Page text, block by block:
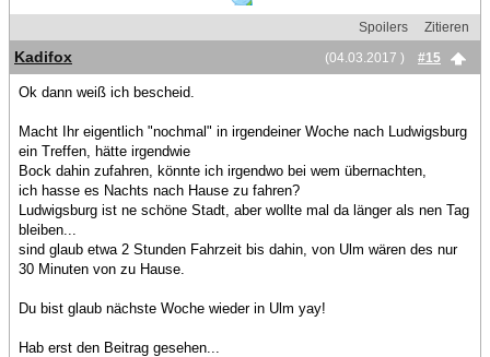
Spoilers
Zitieren
(04.03.2017 )
#15
Kadifox
Ok dann weiß ich bescheid.
Macht Ihr eigentlich "nochmal" in irgendeiner Woche nach Ludwigsburg
ein Treffen, hätte irgendwie
Bock dahin zufahren, könnte ich irgendwo bei wem übernachten,
ich hasse es Nachts nach Hause zu fahren?
Ludwigsburg ist ne schöne Stadt, aber wollte mal da länger als nen Tag
bleiben...
sind glaub etwa 2 Stunden Fahrzeit bis dahin, von Ulm wären des nur
30 Minuten von zu Hause.
Du bist glaub nächste Woche wieder in Ulm yay!
Hab erst den Beitrag gesehen...